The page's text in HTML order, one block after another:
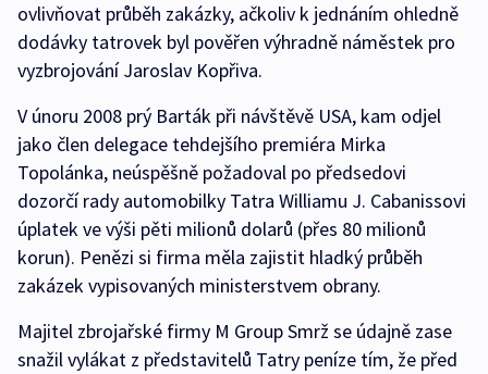
ovlivňovat průběh zakázky, ačkoliv k jednáním ohledně
dodávky tatrovek byl pověřen výhradně náměstek pro
vyzbrojování Jaroslav Kopřiva.
V únoru 2008 prý Barták při návštěvě USA, kam odjel
jako člen delegace tehdejšího premiéra Mirka
Topolánka, neúspěšně požadoval po předsedovi
dozorčí rady automobilky Tatra Williamu J. Cabanissovi
úplatek ve výši pěti milionů dolarů (přes 80 milionů
korun). Penězi si firma měla zajistit hladký průběh
zakázek vypisovaných ministerstvem obrany.
Majitel zbrojařské firmy M Group Smrž se údajně zase
snažil vylákat z představitelů Tatry peníze tím, že před